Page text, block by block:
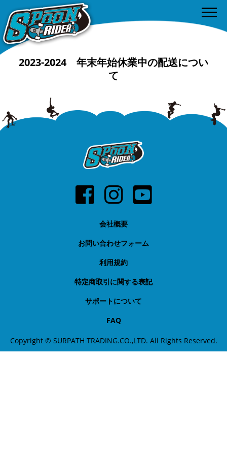
2023-2024 年末年始休業中の配送につい
て
会社概要
お問い合わせフォーム
利用規約
特定商取引に関する表記
サポートについて
FAQ
Copyright © SURPATH TRADING.CO.,LTD. All Rights Reserved.